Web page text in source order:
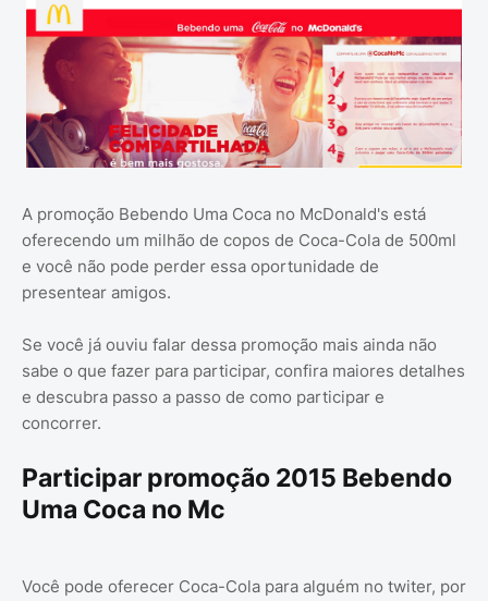
A promoção Bebendo Uma Coca no McDonald's está
oferecendo um milhão de copos de Coca-Cola de 500ml
e você não pode perder essa oportunidade de
presentear amigos.
Se você já ouviu falar dessa promoção mais ainda não
sabe o que fazer para participar, confira maiores detalhes
e descubra passo a passo de como participar e
concorrer.
Participar promoção 2015 Bebendo
Uma Coca no Mc
Você pode oferecer Coca-Cola para alguém no twiter, por